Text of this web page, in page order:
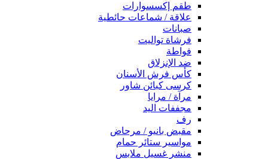
طقم إكسسوارات
علاقة / شماعات حائطية
صبانات
فرشاة تواليت
فواطة
ضد الإنزلاق
كأس فرش الأسنان
كرسى كبائن شاور
مرآة / مرايا
مجففات اليد
رف
مقبض بانيو / مرحاض
مواسير ستائر حمام
منشر غسيل ملابس